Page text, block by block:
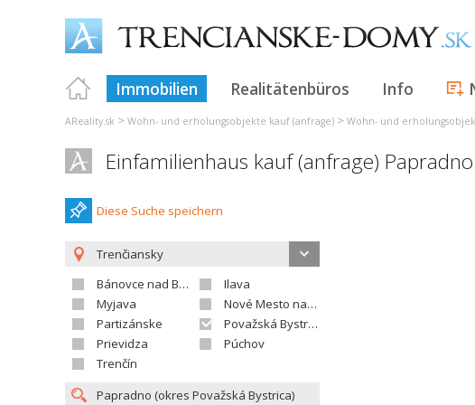
Immobilien Realitätenbüros Info
AReality.sk > Wohn- und erholungsobjekte kauf (anfrage) > Wohn- und
Einfamilienhaus kauf (anfrage) Papradno
Diese Suche speichern
Trenčiansky
Bánovce nad Bebravou
Ilava
Myjava
Nové Mesto nad Váhom
Partizánske
Považská Bystrica
Prievidza
Púchov
Trenčín